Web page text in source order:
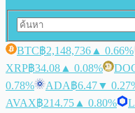
BTC฿2,148,736 ▲ 0.66%
XRP฿34.08 ▲ 0.08%
0.78%
ADA฿6.47▼
AVAX฿214.75 ▲ 0.80%